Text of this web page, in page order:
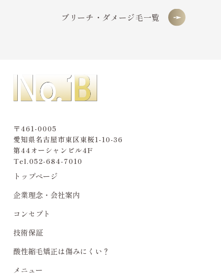
ブリーチ・ダメージ毛一覧
〒461-0005
愛知県名古屋市東区東桜1-10-36
第44オーシャンビル4F
Tel.052-684-7010
トップページ
企業理念・会社案内
コンセプト
技術保証
酸性縮毛矯正は傷みにくい？
メニュー